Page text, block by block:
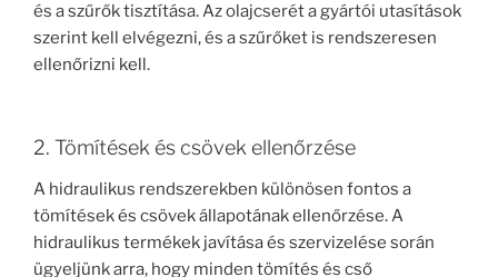
és a szűrők tisztítása. Az olajcserét a gyártói utasítások
szerint kell elvégezni, és a szűrőket is rendszeresen
ellenőrizni kell.
2. Tömítések és csövek ellenőrzése
A hidraulikus rendszerekben különösen fontos a
tömítések és csövek állapotának ellenőrzése. A
hidraulikus termékek javítása és szervizelése során
ügyeljünk arra, hogy minden tömítés és cső